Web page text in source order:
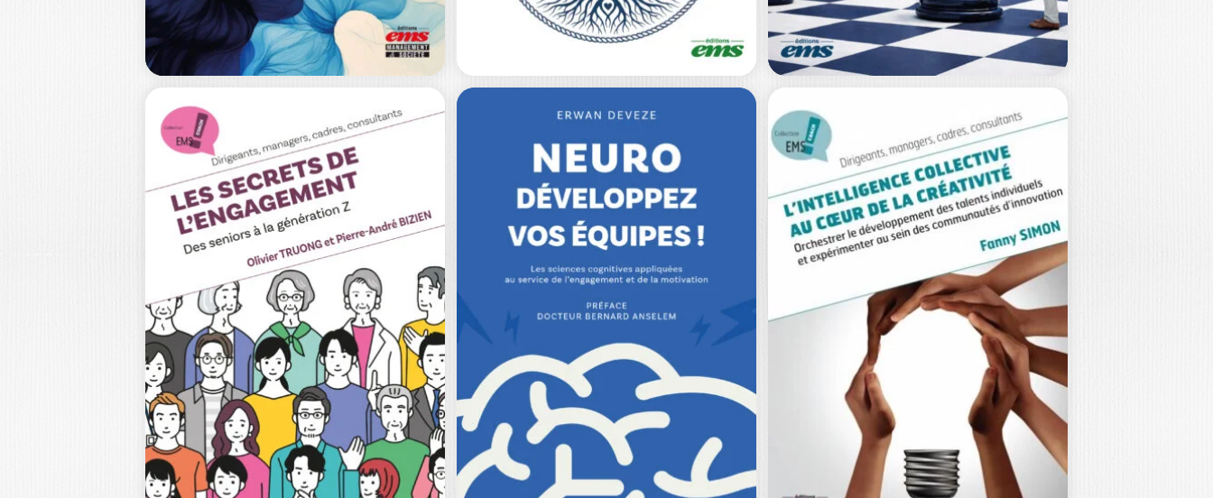
LEADER SUR LE
TAS
MAURICE THEVENET
Vous êtes un leader ou une leadeuse.
Le problème n’est pas de le…
18,00€
LE MANAGEMENT
ÉQUILIBRÉ
KARIN WARIN|OLIVIER LINOT|
SOPHIE DE BRABANDERE
Manager comme on est, travailler
comme on est. En France,
l’engagement au travail…
20,00 €
DEVENEZ SOLIDE
ET SEREIN FACE
STÉPHANIE ROELS
Aujourd’hui, les entreprises sont
confrontées à des défis humains d’une
ampleur inédite. Dans…
15,00